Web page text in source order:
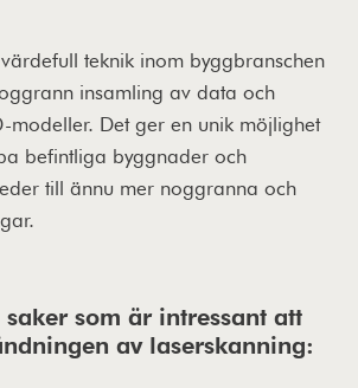
teknik inom byggbranschen
insamling av data och
modeller. Det ger en unik möjlighet
befintliga byggnader och
till ännu mer noggranna och
som är intressant att
av laserskanning: